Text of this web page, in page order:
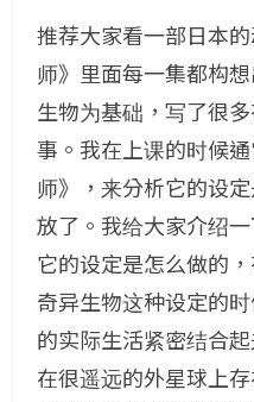
推荐大家看一部日本
师》里面每一集都构
生物为基础，写了很
事。我在上课的时候
师》，来分析它的设
放了。我给大家介绍
它的设定是怎么做的
奇异生物这种设定的
的实际生活紧密结合
在很遥远的外星球上